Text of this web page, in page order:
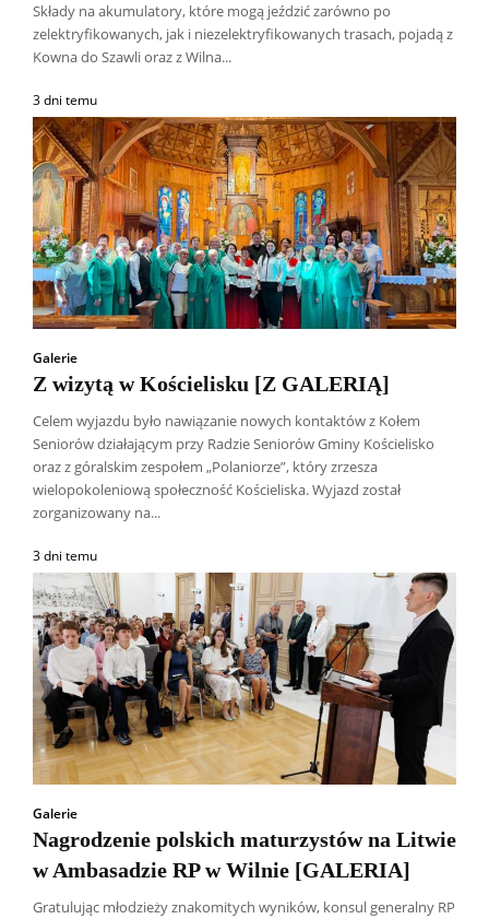
Składy na akumulatory, które mogą jeździć zarówno po
zelektryfikowanych, jak i niezelektryfikowanych trasach, pojadą z
Kowna do Szawli oraz z Wilna...
3 dni temu
Galerie
Z wizytą w Kościelisku [Z GALERIĄ]
Celem wyjazdu było nawiązanie nowych kontaktów z Kołem
Seniorów działającym przy Radzie Seniorów Gminy Kościelisko
oraz z góralskim zespołem „Polaniorze”, który zrzesza
wielopokoleniową społeczność Kościeliska. Wyjazd został
zorganizowany na...
3 dni temu
Galerie
Nagrodzenie polskich maturzystów na Litwie
w Ambasadzie RP w Wilnie [GALERIA]
Gratulując młodzieży znakomitych wyników, konsul generalny RP